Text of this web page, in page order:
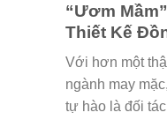
“Ươm
Thiết Kế
Với hơn một
ngành may
tự hào là đối